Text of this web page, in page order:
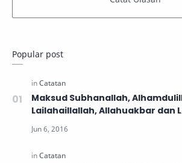
Popular post
Maksud Subhanallah,
Lailahaillallah, Allahuakbar dan